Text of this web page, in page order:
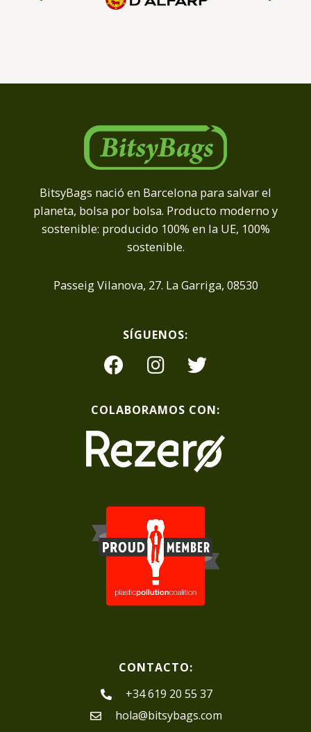
BitsyBags nació en Barcelona para salvar el
planeta, bolsa por bolsa. Producto moderno y
sostenible: producido 100% en la UE, 100%
sostenible.
Passeig Vilanova, 27. La Garriga, 08530
SÍGUENOS:
COLABORAMOS CON:
CONTACTO:
+34 619 20 55 37
hola@bitsybags.com